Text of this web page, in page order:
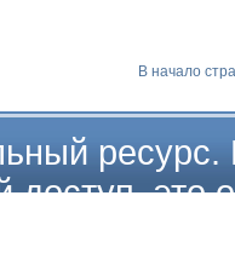
В начало
ресурс.
доступ, это